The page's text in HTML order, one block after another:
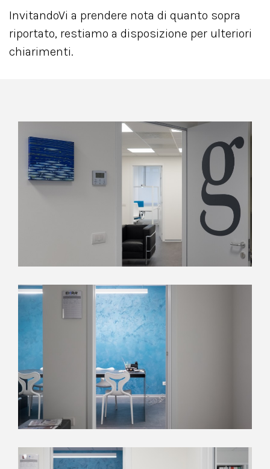
InvitandoVi a prendere nota di quanto sopra
riportato, restiamo a disposizione per ulteriori
chiarimenti.